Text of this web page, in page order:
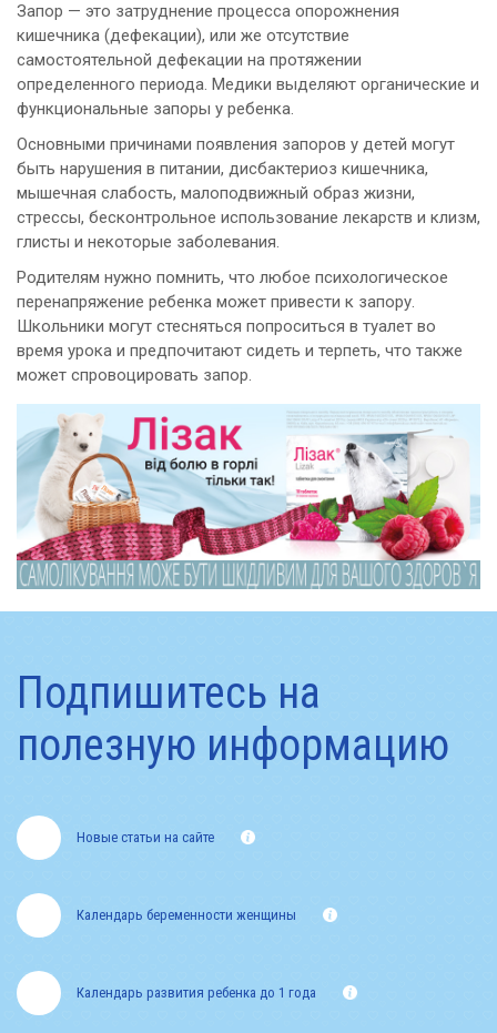
Запор — это затруднение процесса опорожнения
кишечника (дефекации), или же отсутствие
самостоятельной дефекации на протяжении
определенного периода. Медики выделяют органические и
функциональные запоры у ребенка.
Основными причинами появления запоров у детей могут
быть нарушения в питании, дисбактериоз кишечника,
мышечная слабость, малоподвижный образ жизни,
стрессы, бесконтрольное использование лекарств и клизм,
глисты и некоторые заболевания.
Родителям нужно помнить, что любое психологическое
перенапряжение ребенка может привести к запору.
Школьники могут стесняться попроситься в туалет во
время урока и предпочитают сидеть и терпеть, что также
может спровоцировать запор.
Подпишитесь на
полезную информацию
Новые статьи на сайте
Календарь развития ребенка до 1 года
Календарь беременности женщины